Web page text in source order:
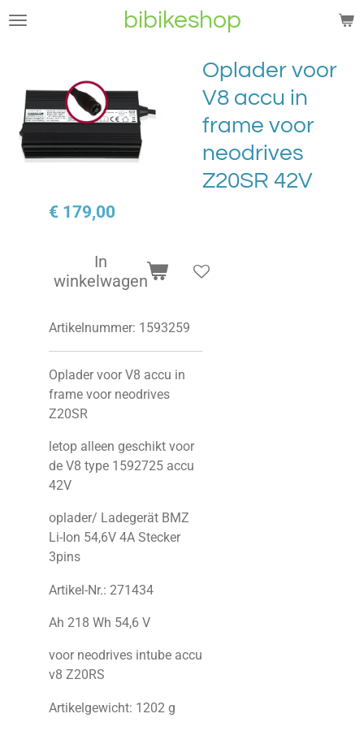
Ga
hoofdinhoud
bibikeshop
Oplader voor
V8 accu in
frame voor
neodrives
Z20SR 42V
€ 179,00
In
winkelwagen
Artikelnummer: 1593259
Oplader voor V8 accu in
frame voor neodrives
Z20SR
letop alleen geschikt voor
de V8 type 1592725 accu
42V
oplader/ Ladegerät BMZ
Li-Ion 54,6V 4A Stecker
3pins
Artikel-Nr.: 271434
Ah 218 Wh 54,6 V
voor neodrives intube accu
v8 Z20RS
Artikelgewicht: 1202 g